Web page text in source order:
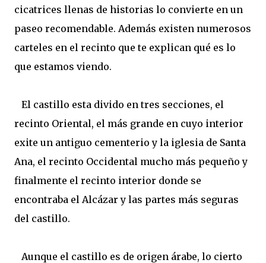
cicatrices llenas de historias lo convierte en un
paseo recomendable. Además existen numerosos
carteles en el recinto que te explican qué es lo
que estamos viendo.
El castillo esta divido en tres secciones, el
recinto Oriental, el más grande en cuyo interior
exite un antiguo cementerio y la iglesia de Santa
Ana, el recinto Occidental mucho más pequeño y
finalmente el recinto interior donde se
encontraba el Alcázar y las partes más seguras
del castillo.
Aunque el castillo es de origen árabe, lo cierto